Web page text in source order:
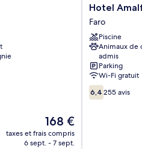
Le
nouveau
prix
168 €
taxes et frais compris
6 sept. - 7 sept.
Hotel
Amalfi
Faro
Hotel
Faro
Piscine
Animaux de
admis
Parking
Wi-Fi gratuit
6.4
sur
6,4 255 avis